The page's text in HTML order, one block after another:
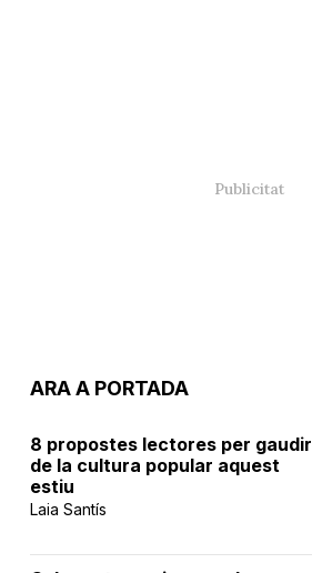
ARA A PORTADA
8 propostes lectores per gaudir
de la cultura popular aquest
estiu
Laia Santís